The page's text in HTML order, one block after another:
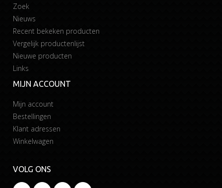
Zoek
Nieuws
Recent bekeken producten
Vergelijk productenlijst
Nieuwe producten
Links
MIJN ACCOUNT
Mijn account
Bestellingen
Klant adressen
Winkelwagen
VOLG ONS